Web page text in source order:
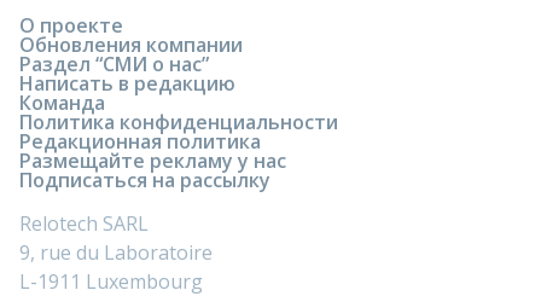
О проекте
Обновления компании
Раздел “СМИ о нас”
Написать в редакцию
Команда
Политика конфиденциальности
Редакционная политика
Размещайте рекламу у нас
Подписаться на рассылку
Relotech SARL
9, rue du Laboratoire
L-1911 Luxembourg